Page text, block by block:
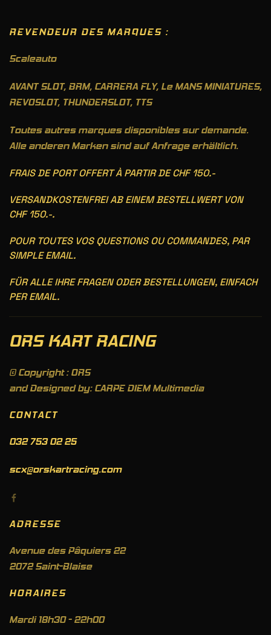
REVENDEUR DES MARQUES :
Scaleauto
AVANT SLOT, BRM, CARRERA FLY, Le MANS MINIATURES,
REVOSLOT, THUNDERSLOT, TTS
Toutes autres marques disponibles sur demande.
Alle anderen Marken sind auf Anfrage erhältlich.
FRAIS DE PORT OFFERT À PARTIR DE CHF 150.-
VERSANDKOSTENFREI AB EINEM BESTELLWERT VON
CHF 150.-.
POUR TOUTES VOS QUESTIONS OU COMMANDES, PAR
SIMPLE EMAIL.
FÜR ALLE IHRE FRAGEN ODER BESTELLUNGEN, EINFACH
PER EMAIL.
ORS KART RACING
© Copyright : ORS
and Designed by: CARPE DIEM Multimedia
CONTACT
032 753 02 25
scx@orskartracing.com
ADRESSE
Avenue des Pâquiers 22
2072 Saint-Blaise
HORAIRES
Mardi 18h30 - 22h00